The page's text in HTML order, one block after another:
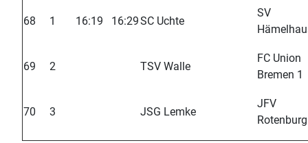
68 1 16:19 16:29SC Uchte
SV
69 2 TSV Walle
FC Union
Bremen 1
70 3 JSG Lemke
JFV
Rotenburg